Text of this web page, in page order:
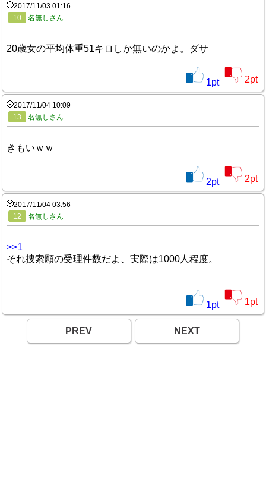
2017/11/03 01:16
10
名無しさん
20歳女の平均体重51キロしか無いのかよ。ダサ
1pt 2pt
2017/11/04 10:09
13
名無しさん
きもいｗｗ
2pt 2pt
2017/11/04 03:56
12
名無しさん
>>1
それ捜索願の受理件数だよ、実際は1000人程度。
1pt 1pt
PREV NEXT